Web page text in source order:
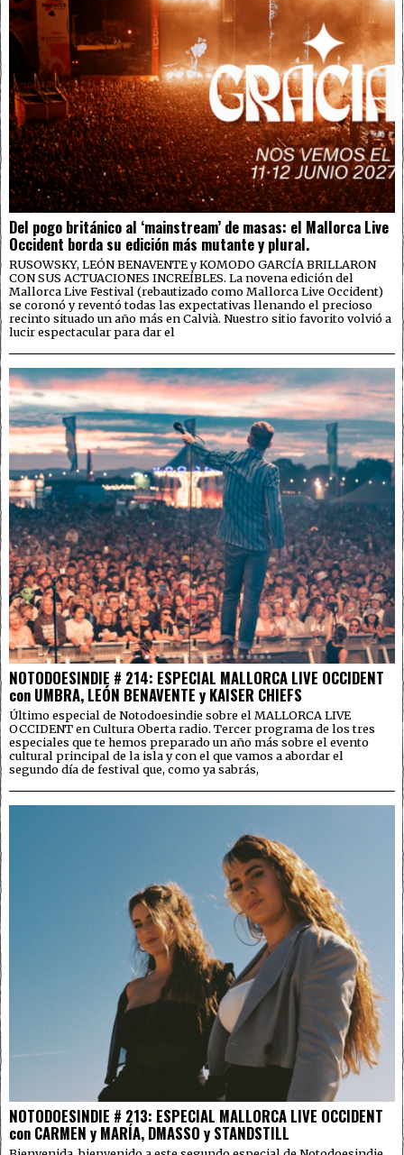
Del pogo británico al ‘mainstream’ de masas: el Mallorca Live
Occident borda su edición más mutante y plural.
RUSOWSKY, LEÓN BENAVENTE y KOMODO GARCÍA BRILLARON
CON SUS ACTUACIONES INCREÍBLES. La novena edición del
Mallorca Live Festival (rebautizado como Mallorca Live Occident)
se coronó y reventó todas las expectativas llenando el precioso
recinto situado un año más en Calvià. Nuestro sitio favorito volvió a
lucir espectacular para dar el
NOTODOESINDIE # 214: ESPECIAL MALLORCA LIVE OCCIDENT
con UMBRA, LEÓN BENAVENTE y KAISER CHIEFS
Último especial de Notodoesindie sobre el MALLORCA LIVE
OCCIDENT en Cultura Oberta radio. Tercer programa de los tres
especiales que te hemos preparado un año más sobre el evento
cultural principal de la isla y con el que vamos a abordar el
segundo día de festival que, como ya sabrás,
NOTODOESINDIE # 213: ESPECIAL MALLORCA LIVE OCCIDENT
con CARMEN y MARÍA, DMASSO y STANDSTILL